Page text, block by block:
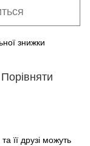
знижки
Порівняти
її друзі можуть